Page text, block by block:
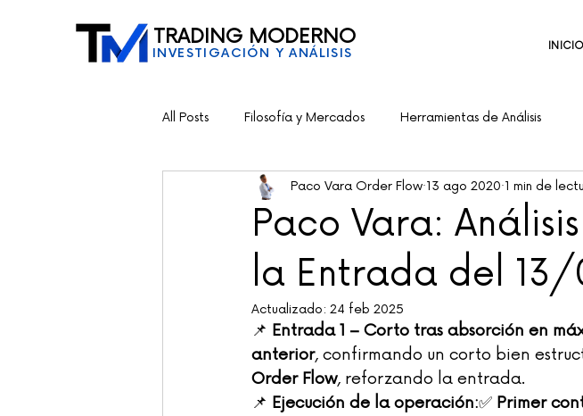
TRADING MODERNO
INVESTIGACIÓN Y ANÁLISIS INICIO
All Posts Filosofía y Mercados Herramientas de Análisis
Paco Vara:
la Entrada del
Paco Vara Order Flow 13 ago 2020 1 min de
Actualizado: 24 feb 2025
📌 Entrada 1 – Corto tras absorción en
anterior, confirmando un corto bien
Order Flow, reforzando la entrada.
📌 Ejecución de la operación:✅ Primer